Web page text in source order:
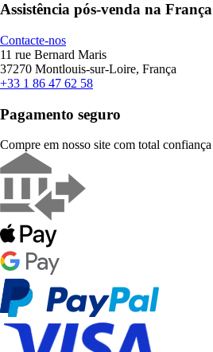
Assistência pós-venda na França
Contacte-nos
11 rue Bernard Maris
37270 Montlouis-sur-Loire, França
+33 1 86 47 62 58
Pagamento seguro
Compre em nosso site com total confiança